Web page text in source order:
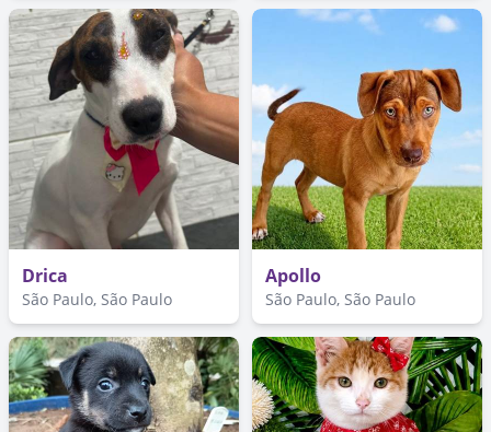
Drica
São Paulo, São Paulo
Apollo
São Paulo, São Paulo